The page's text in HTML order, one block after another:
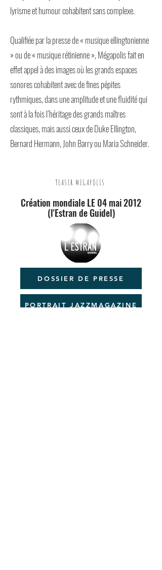
lyrisme et humour cohabitent sans complexe.
Qualifiée par la presse de « musique ellingtonienne
» ou de « musique rétinienne », Mégapolis fait en
effet appel à des images où les grands espaces
sonores cohabitent avec de fines pépites
rythmiques, dans une amplitude et une fluidité qui
sont à la fois l’héritage des grands maîtres
classiques, mais aussi ceux de Duke Ellington,
Bernard Hermann, John Barry ou Maria Schneider.
TEASER MEGAPOLIS
Création mondiale LE 04 mai 2012
(l'Estran de Guidel)
DOSSIER DE PRESSE
PORTRAIT JAZZMAGAZINE